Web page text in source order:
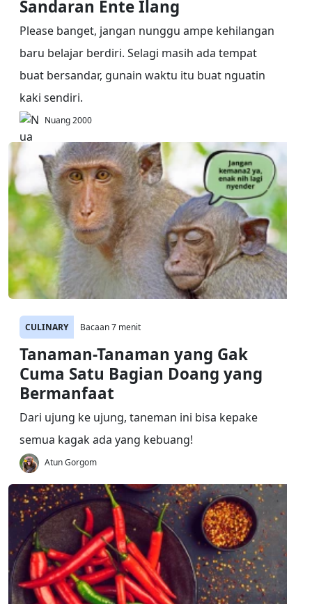
Sandaran Ente Ilang
Please banget, jangan nunggu ampe kehilangan
baru belajar berdiri. Selagi masih ada tempat
buat bersandar, gunain waktu itu buat nguatin
kaki sendiri.
Nuang 2000
CULINARY Bacaan 7 menit
Tanaman-Tanaman yang Gak
Cuma Satu Bagian Doang yang
Bermanfaat
Dari ujung ke ujung, taneman ini bisa kepake
semua kagak ada yang kebuang!
Atun Gorgom